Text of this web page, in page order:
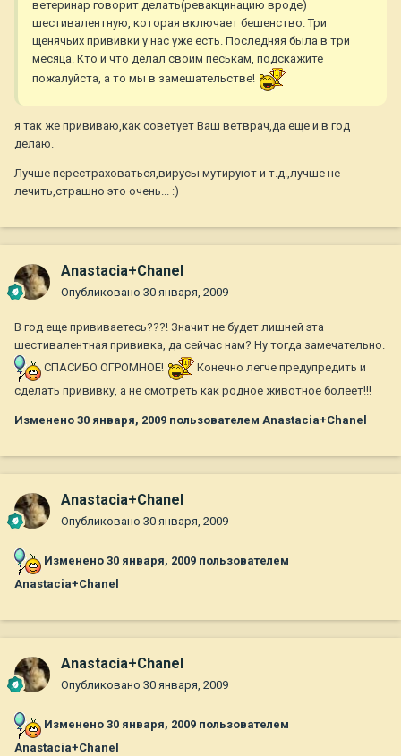
ветеринар говорит делать(ревакцинацию вроде)
шестивалентную, которая включает бешенство. Три
щенячьих прививки у нас уже есть. Последняя была в три
месяца. Кто и что делал своим пёськам, подскажите
пожалуйста, а то мы в замешательстве!
я так же прививаю,как советует Ваш ветврач,да еще и в год
делаю.
Лучше перестраховаться,вирусы мутируют и т.д.,лучше не
лечить,страшно это очень... :)
Anastacia+Chanel
Опубликовано 30 января, 2009
В год еще прививаетесь???! Значит не будет лишней эта
шестивалентная прививка, да сейчас нам? Ну тогда замечательно.
СПАСИБО ОГРОМНОЕ!
Конечно легче предупредить и
сделать прививку, а не смотреть как родное животное болеет!!!
Изменено 30 января, 2009 пользователем Anastacia+Chanel
Anastacia+Chanel
Опубликовано 30 января, 2009
Изменено 30 января, 2009 пользователем
Anastacia+Chanel
Anastacia+Chanel
Опубликовано 30 января, 2009
Изменено 30 января, 2009 пользователем
Anastacia+Chanel